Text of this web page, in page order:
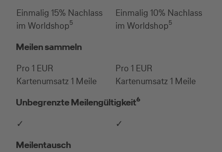
Einmalig 15% Nachlass
im Worldshop5
Einmalig 10% Nachlass
im Worldshop5
Meilen sammeln
Pro 1 EUR
Kartenumsatz 1 Meile
Pro 1 EUR
Kartenumsatz 1 Meile
Unbegrenzte Meilengültigkeit6
✓
✓
Meilentausch